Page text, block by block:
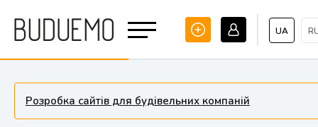
UA
Розробка сайтів для будівельних компаній